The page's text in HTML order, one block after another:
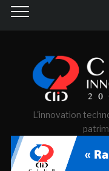
L'innovation